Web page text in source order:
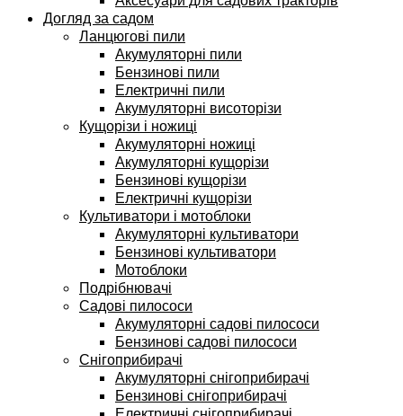
Догляд за садом
Ланцюгові пили
Акумуляторні пили
Бензинові пили
Електричні пили
Акумуляторні висоторізи
Кущорізи і ножиці
Акумуляторні ножиці
Акумуляторні кущорізи
Бензинові кущорізи
Електричні кущорізи
Культиватори і мотоблоки
Акумуляторні культиватори
Бензинові культиватори
Мотоблоки
Подрібнювачі
Садові пилососи
Акумуляторні садові пилососи
Бензинові садові пилососи
Снігоприбирачі
Акумуляторні снігоприбирачі
Бензинові снігоприбирачі